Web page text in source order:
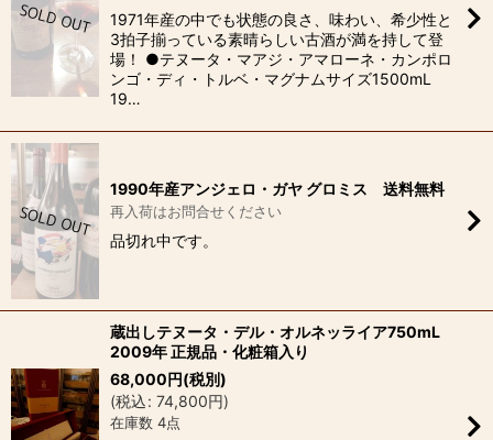
1971年産の中でも状態の良さ、味わい、希少性と
3拍子揃っている素晴らしい古酒が満を持して登
場！ ●テヌータ・マアジ・アマローネ・カンポロ
ンゴ・ディ・トルベ・マグナムサイズ1500mL
19…
1990年産アンジェロ・ガヤ グロミス 送料無料
再入荷はお問合せください
品切れ中です。
蔵出しテヌータ・デル・オルネッライア750mL
2009年 正規品・化粧箱入り
68,000円(税別)
(税込: 74,800円)
在庫数 4点